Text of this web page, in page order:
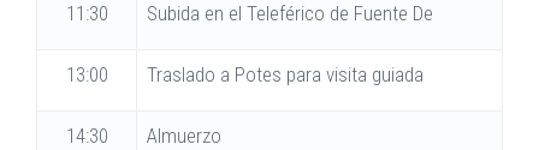
11:30 Subida en el Teleférico de Fuente De
13:00 Traslado a Potes para visita guiada
14:30 Almuerzo